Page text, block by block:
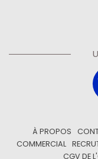
À PROPOS
COMMERCIAL
CGV DE